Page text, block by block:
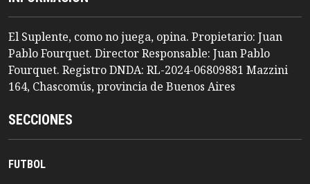
El Suplente, como no juega, opina. Propietario: Juan
Pablo Fourquet. Director Responsable: Juan Pablo
Fourquet. Registro DNDA: RL-2024-06809881 Mazzini
164, Chascomús, provincia de Buenos Aires
SECCIONES
FUTBOL